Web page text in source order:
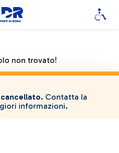
non trovato!
Contatta la
informazioni.